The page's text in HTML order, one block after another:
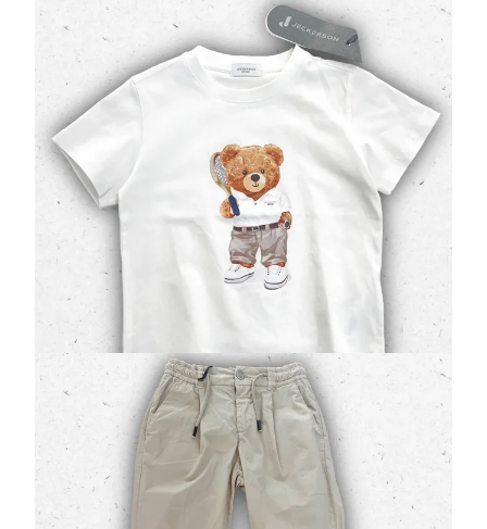
Jeckerson T-shirt Bambino Bianca con Stampa
Frontale
(0 Valutazioni)
Jeckerson• T-Shirt Bambino
L'energia del design italiano si riflette nella
t-shirt
Jeckerson modello JB5636. Realizzata in un fresco e
resistente
jersey di coto…
A partire da
Pantalaccio Ragazzo Jeckerson in Cotone con
Coulisse e Tasche a Filo
(0 Valutazioni)
Jeckerson
• Jeans e Pantaloni Ragazzo
Comfort senza compromessi e design d'avanguardia: